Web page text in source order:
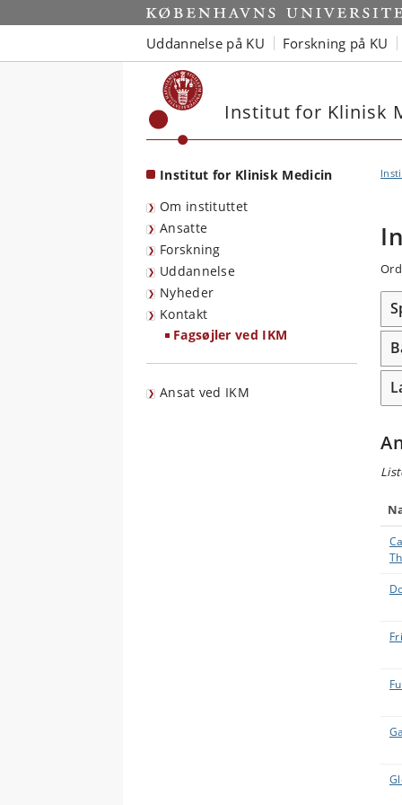
Start
Uddannelse på KU Forskning på KU
Institut for Klinisk
Institut for Klinisk Medicin
Om instituttet
Ansatte
Forskning
Uddannelse
Nyheder
Kontakt
Fagsøjler ved IKM
Ansat ved IKM